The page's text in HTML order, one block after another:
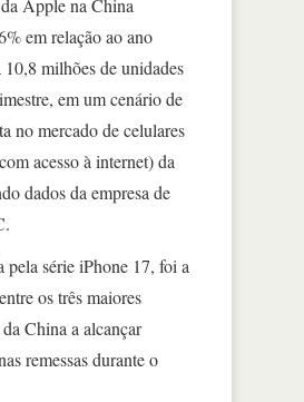
em relação ao ano
10,8 milhões de unidades
em um cenário de
no mercado de celulares
acesso à internet) da
dados da empresa de
pela série iPhone 17, foi a
os três maiores
China a alcançar
remessas durante o